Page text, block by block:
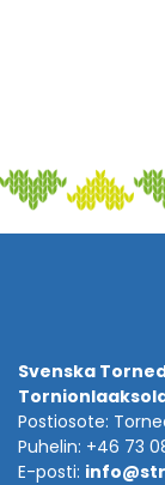
Svenska
Postiosote:
Puhelin: +46 73
E-posti: